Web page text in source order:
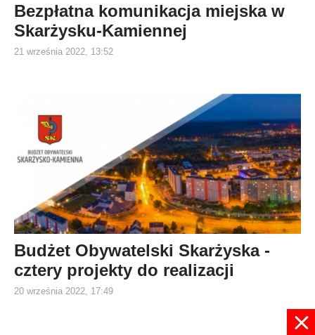
Bezpłatna komunikacja miejska w
Skarżysku-Kamiennej
21 września 2022, 13:52
Budżet Obywatelski Skarżyska -
cztery projekty do realizacji
20 września 2022, 17:49